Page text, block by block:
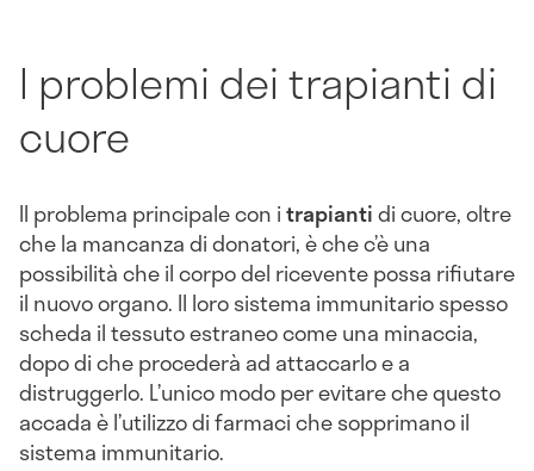
I problemi dei trapianti di
cuore
Il problema principale con itrapiantidi cuore, oltre
che la mancanza di donatori, è che c’è una
possibilità che il corpo del ricevente possa rifiutare
il nuovo organo. Il loro sistema immunitario spesso
scheda il tessuto estraneo come una minaccia,
dopo di che procederà ad attaccarlo e a
distruggerlo. L’unico modo per evitare che questo
accada è l’utilizzo di farmaci che sopprimano il
sistema immunitario.